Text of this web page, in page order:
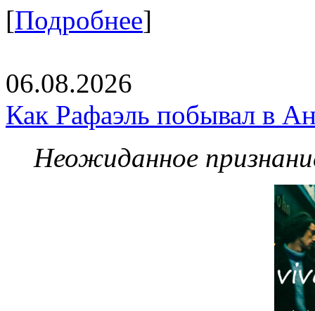
[Подробнее]
06.08.2026
Как Рафаэль побывал в
Неожиданное